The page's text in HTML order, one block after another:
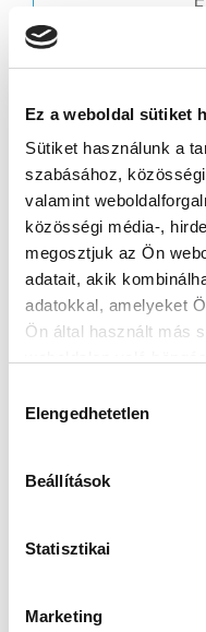
Ez a weboldal sütiket
Sütiket használunk a
szabásához,
valamint
közösségi média-,
megosztjuk az Ön
adatait, akik
adatokkal, amelyeket
Ön által használt más
kiválasztása
Elengedhetetlen
Beállítások
Statisztikai
Marketing